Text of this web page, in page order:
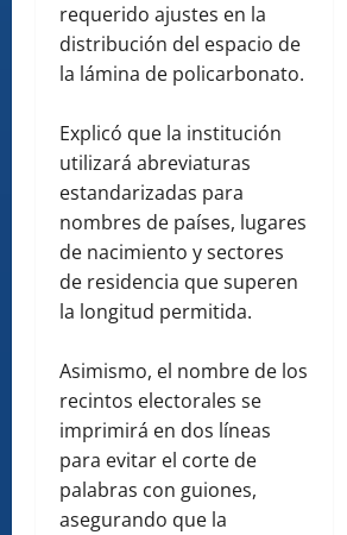
requerido ajustes en la
distribución del espacio de
la lámina de policarbonato.
Explicó que la institución
utilizará abreviaturas
estandarizadas para
nombres de países, lugares
de nacimiento y sectores
de residencia que superen
la longitud permitida.
Asimismo, el nombre de los
recintos electorales se
imprimirá en dos líneas
para evitar el corte de
palabras con guiones,
asegurando que la